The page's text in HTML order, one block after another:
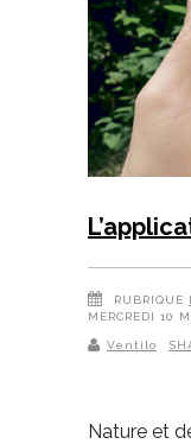
RUBRIQUE
MERCREDI 10
Ventilo
Nature et